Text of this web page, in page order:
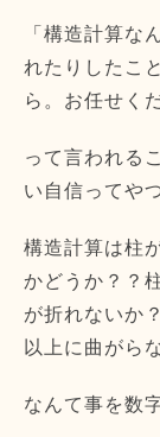
「構造計算な
れたりしたこ
ら。お任せく
って言われる
い自信ってや
構造計算は柱
かどうか？？
が折れないか
以上に曲がら
なんて事を数